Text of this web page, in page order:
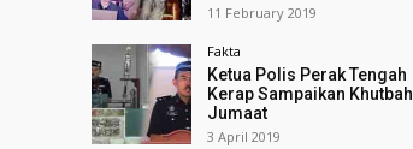
11 February 2019
Fakta
Ketua Polis Perak Tengah
Kerap Sampaikan Khutbah
Jumaat
3 April 2019